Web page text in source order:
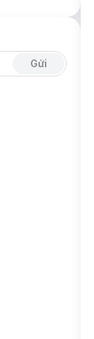
nổi bật cho
Gửi